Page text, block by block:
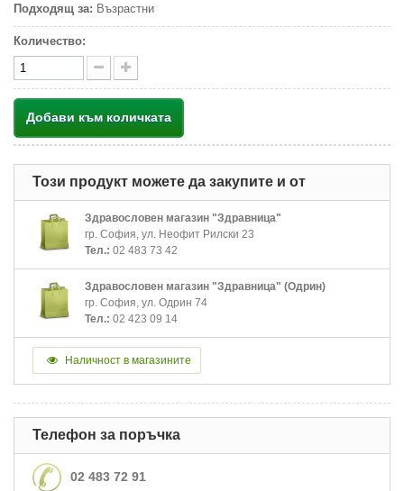
Подходящ за: Възрастни
Количество:
Добави към количката
Този продукт можете да закупите и от
Здравословен магазин "Здравница"
гр. София, ул. Неофит Рилски 23
Тел.: 02 483 73 42
Здравословен магазин "Здравница" (Одрин)
гр. София, ул. Одрин 74
Тел.: 02 423 09 14
Наличност в магазините
Телефон за поръчка
02 483 72 91